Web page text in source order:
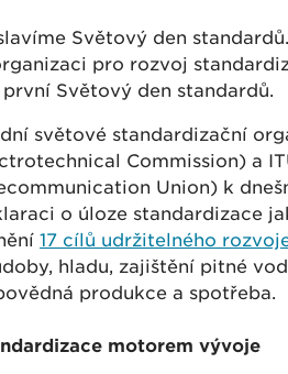
Světový den
pro rozvoj
Světový den standardů.
světové standardizační
Commission) a
Union) k
o úloze standardizace
17 cílů udržitelného
hladu, zajištění pitné
produkce a spotřeba.
motorem vývoje